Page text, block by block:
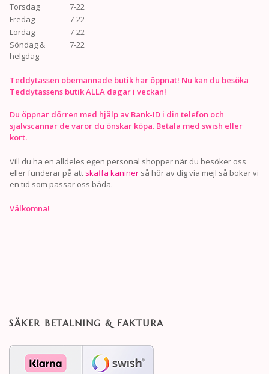
Torsdag
7-22
Fredag
7-22
Lördag
7-22
Söndag &
helgdag
7-22
Teddytassen obemannade butik har öppnat! Nu kan du besöka
Teddytassens butik ALLA dagar i veckan!
Du öppnar dörren med hjälp av Bank-ID i din telefon och
självscannar de varor du önskar köpa. Betala med swish eller
kort.
Vill du ha en alldeles egen personal shopper när du besöker oss
eller funderar på att skaffa kaniner så hör av dig via mejl så bokar vi
en tid som passar oss båda.
Välkomna!
SÄKER BETALNING & FAKTURA